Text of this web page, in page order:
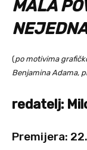
MALA
(po motivima
Benjamina Adama,
redatelj:
Premijera: